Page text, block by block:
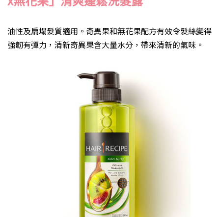
油性及扁塌髮質適用。奇異果和無花果配方有效令髮絲變得
強韌有彈力，清新奇異果含大量水分，帶來清新的氣味。